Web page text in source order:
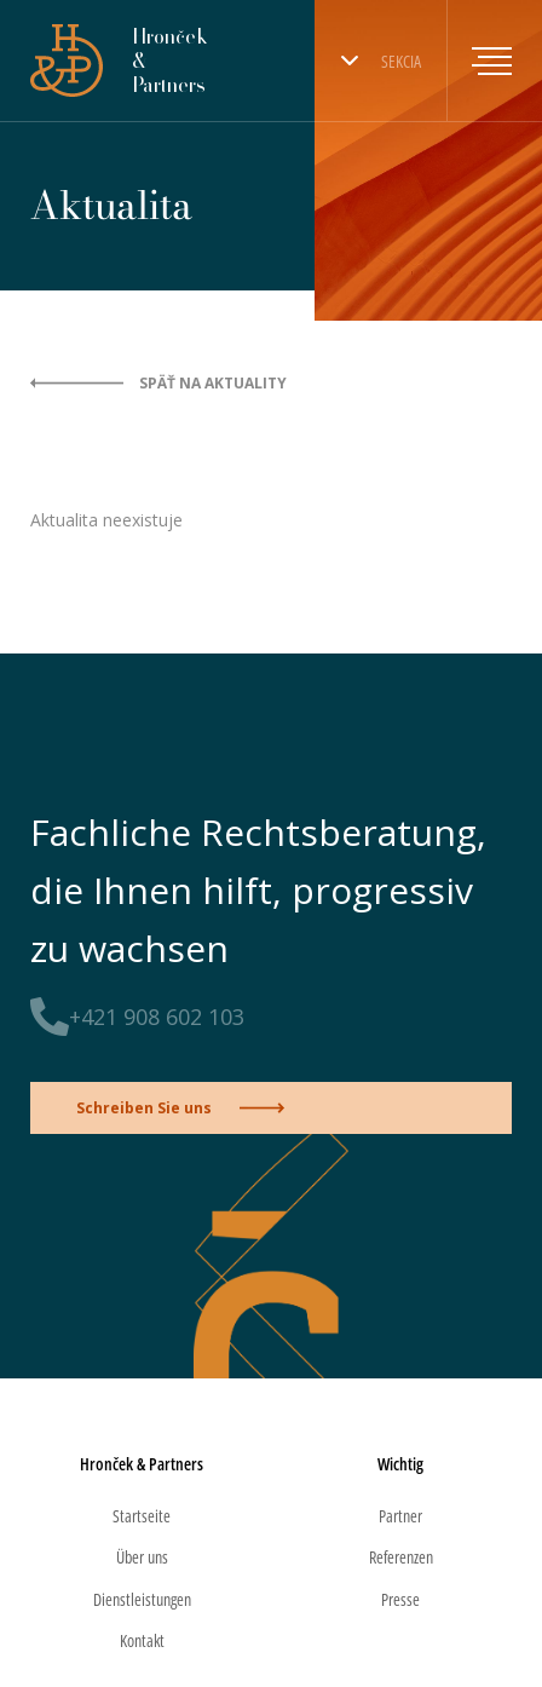
SEKCIA
Hronček
&
Partners
Aktualita
SPÄŤ NA AKTUALITY
Aktualita neexistuje
Fachliche Rechtsberatung,
die Ihnen hilft, progressiv
zu wachsen
+421 908 602 103
Schreiben Sie uns
Hronček & Partners
Startseite
Über uns
Dienstleistungen
Kontakt
Wichtig
Partner
Referenzen
Presse